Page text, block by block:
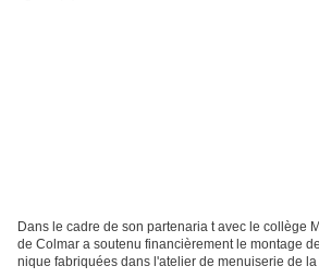
Dans le cadre de son partenaria t avec le collège
de Colmar a soutenu financièrement le montage
nique fabriquées dans l'atelier de menuiserie de la